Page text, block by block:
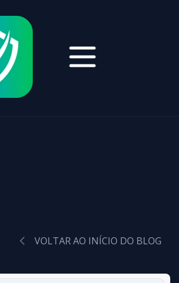
VOLTAR AO INÍCIO DO BLOG